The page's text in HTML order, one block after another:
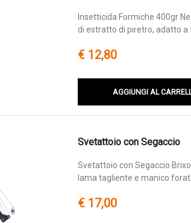
Insetticida Formiche 400gr
di estratto di piretro, adatto a
€ 12,80
AGGIUNGI AL
Svetattoio con Segaccio
Svetattoio con Segaccio
lama tagliente e manico
€ 17,00